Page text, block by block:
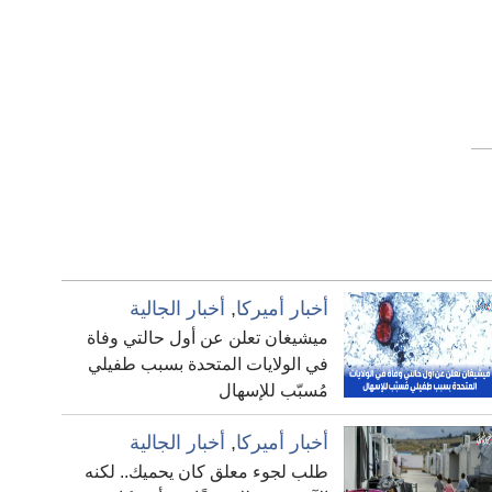
أخبار أميركا, أخبار الجالية
ميشيغان تعلن عن أول حالتي وفاة
في الولايات المتحدة بسبب طفيلي
مُسبّب للإسهال
أخبار أميركا, أخبار الجالية
طلب لجوء معلق كان يحميك.. لكنه